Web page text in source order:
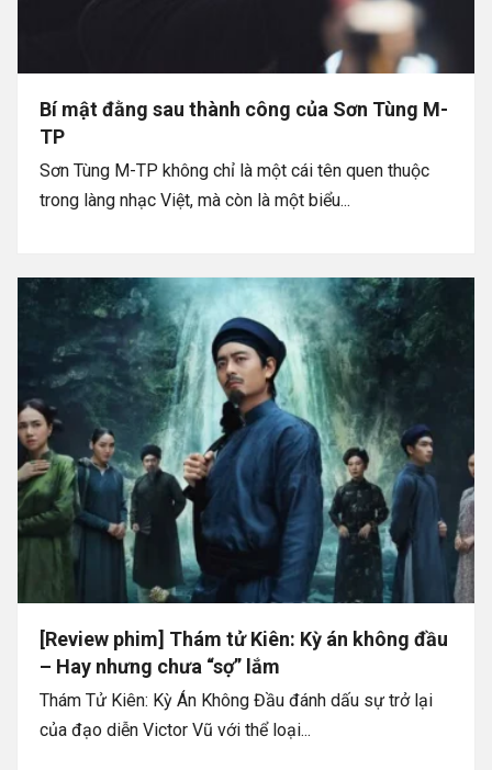
Bí mật đằng sau thành công của Sơn Tùng M-
TP
Sơn Tùng M-TP không chỉ là một cái tên quen thuộc
trong làng nhạc Việt, mà còn là một biểu...
[Review phim] Thám tử Kiên: Kỳ án không đầu
– Hay nhưng chưa “sợ” lắm
Thám Tử Kiên: Kỳ Án Không Đầu đánh dấu sự trở lại
của đạo diễn Victor Vũ với thể loại...